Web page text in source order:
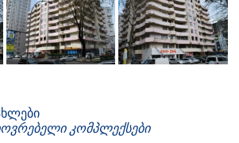
კომპლექსები